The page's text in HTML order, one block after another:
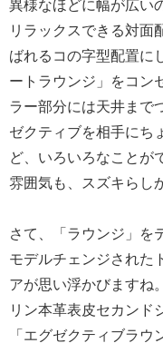
異様なほどに幅が広い
リラックスできる対面
ばれるコの字型配置に
ートラウンジ」をコン
ラー部分には天井まで
ゼクティブを相手にち
ど、いろいろなことが
雰囲気も、スズキらし
さて、「ラウンジ」を
モデルチェンジされた
アが思い浮かびますね
リン本革表皮セカンド
「エグゼクティブラ